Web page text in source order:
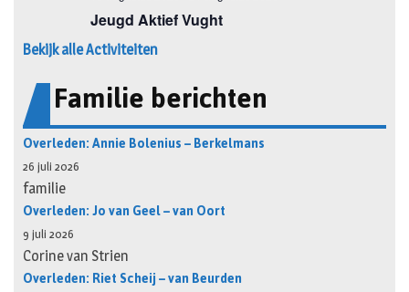
Bekijk alle Activiteiten
Familie berichten
Overleden: Annie Bolenius – Berkelmans
26 juli 2026
familie
Overleden: Jo van Geel – van Oort
9 juli 2026
Corine van Strien
Overleden: Riet Scheij – van Beurden